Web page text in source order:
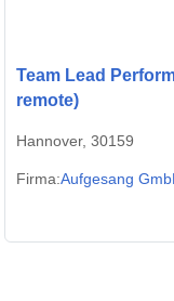
Team Lead
remote)
Hannover, 30159
Firma:Aufgesang